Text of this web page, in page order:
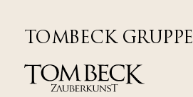
TOMBECK GRUPPE